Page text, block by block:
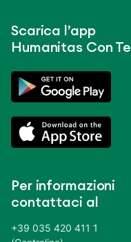
Scarica l’app
Humanitas Con Te
Per informazioni
contattaci al
+39 035 420 411 1